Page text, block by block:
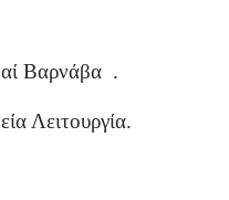
Βαρνάβα .
Λειτουργία.